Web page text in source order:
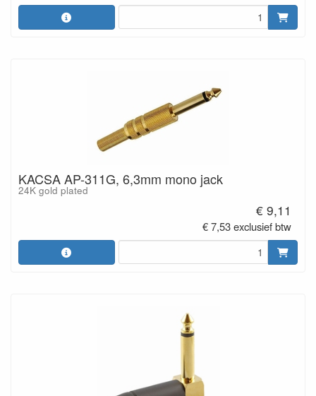
KACSA AP-311G, 6,3mm mono jack
24K gold plated
€ 9,11
€ 7,53 exclusief btw